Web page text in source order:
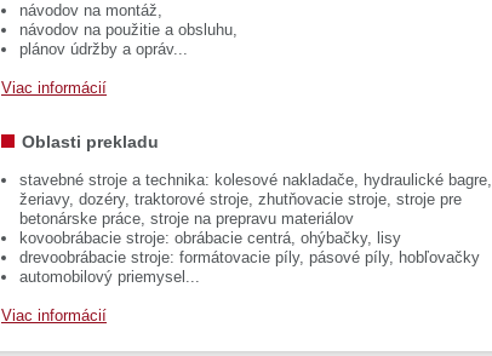
návodov na montáž,
návodov na použitie a obsluhu,
plánov údržby a opráv...
Viac informácií
Oblasti prekladu
stavebné stroje a technika: kolesové nakladače, hydraulické bagre,
žeriavy, dozéry, traktorové stroje, zhutňovacie stroje, stroje pre
betonárske práce, stroje na prepravu materiálov
kovoobrábacie stroje: obrábacie centrá, ohýbačky, lisy
drevoobrábacie stroje: formátovacie píly, pásové píly, hobľovačky
automobilový priemysel...
Viac informácií